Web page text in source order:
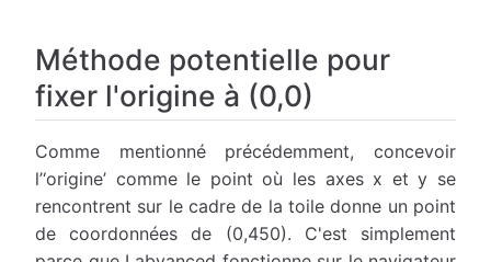
Méthode potentielle pour
fixer l'origine à (0,0)
Comme mentionné précédemment, concevoir
l’‘origine’ comme le point où les axes x et y se
rencontrent sur le cadre de la toile donne un point
de coordonnées de (0,450). C'est simplement